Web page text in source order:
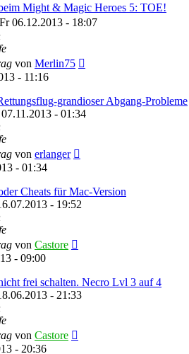
Might & Magic Heroes 5: TOE!
Fr 06.12.2013 - 18:07
von Merlin75
- 11:16
grandioser Abgang-Probleme
- 01:34
von erlanger
- 01:34
Cheats für Mac-Version
- 19:52
von Castore
- 09:00
frei schalten. Necro Lvl 3 auf 4
- 21:33
von Castore
- 20:36